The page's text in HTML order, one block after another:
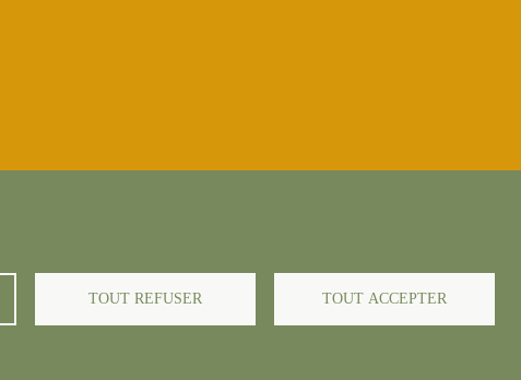
données -Politique cookies Politique candidats-
TOUT REFUSER TOUT ACCEPTER